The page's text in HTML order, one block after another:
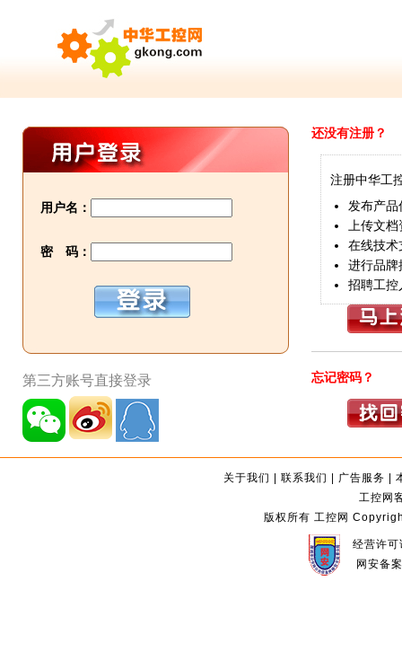
用户名：
密 码：
第三方账号直接登录
还没有注册？
注册中华工
发布产品
上传文档
在线技术
进行品牌
招聘工控
忘记密码？
关于我们 |联系我们 | 广告服务 |
工控网
版权所有 工控网
经营许
网安备